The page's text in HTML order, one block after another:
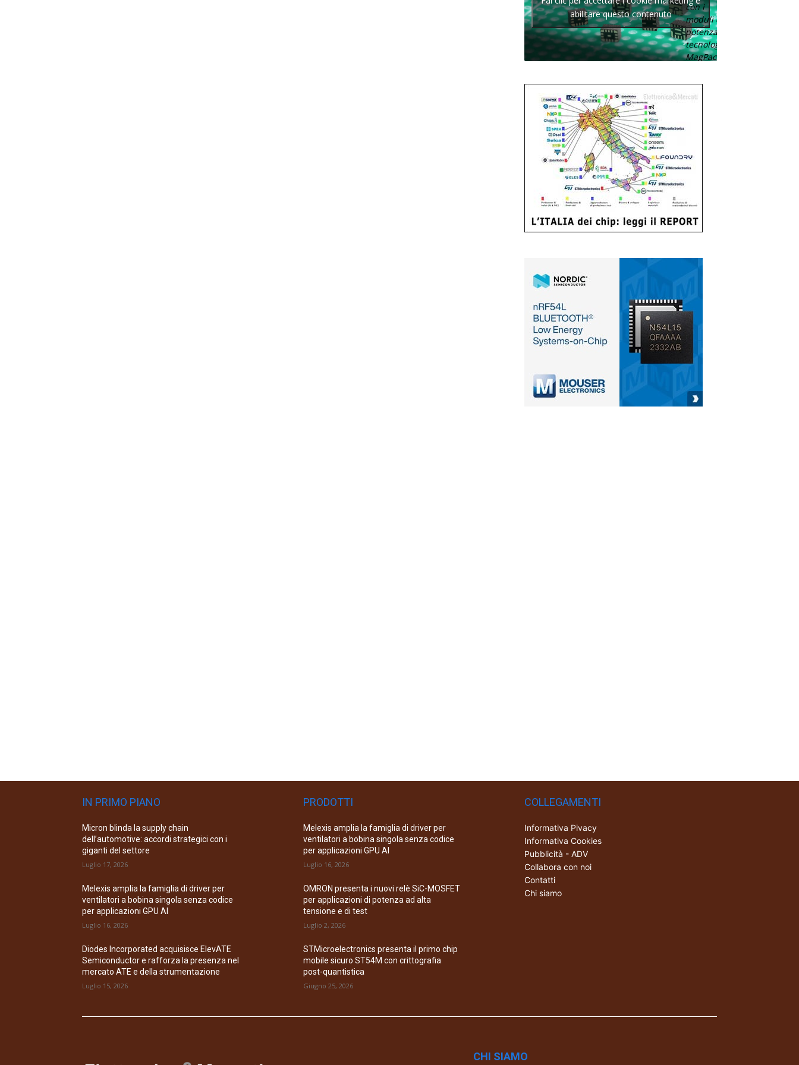
con i
moduli di
potenza con
tecnologia
MagPack.
abilitare questo contenuto
IN PRIMO PIANO
Micron blinda la supply chain
dell’automotive: accordi strategici con i
giganti del settore
Luglio 17, 2026
Melexis amplia la famiglia di driver per
ventilatori a bobina singola senza codice
per applicazioni GPU AI
Luglio 16, 2026
Diodes Incorporated acquisisce ElevATE
Semiconductor e rafforza la presenza nel
mercato ATE e della strumentazione
Luglio 15, 2026
PRODOTTI
Melexis amplia la famiglia di driver per
ventilatori a bobina singola senza codice
per applicazioni GPU AI
Luglio 16, 2026
OMRON presenta i nuovi relè SiC-MOSFET
per applicazioni di potenza ad alta
tensione e di test
Luglio 2, 2026
STMicroelectronics presenta il primo chip
mobile sicuro ST54M con crittografia
post-quantistica
Giugno 25, 2026
COLLEGAMENTI
Informativa Pivacy
Informativa Cookies
Pubblicità - ADV
Collabora con noi
Contatti
Chi siamo
CHI SIAMO